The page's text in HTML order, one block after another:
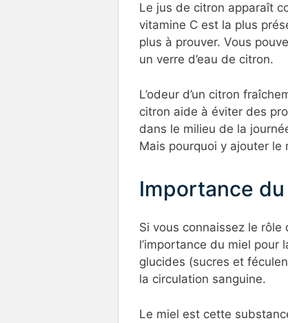
Le jus de citron apparaît
vitamine C est la plus
plus à prouver. Vous
un verre d’eau de citron.
L’odeur d’un citron
citron aide à éviter des
dans le milieu de la
Mais pourquoi y ajouter le
Importance
Si vous connaissez le rôle
l’importance du miel
glucides (sucres et
la circulation sanguine.
Le miel est cette